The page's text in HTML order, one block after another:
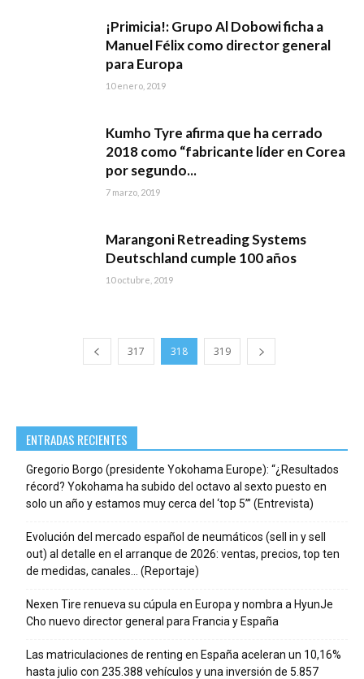
¡Primicia!: Grupo Al Dobowi ficha a
Manuel Félix como director general
para Europa
10 enero, 2019
Kumho Tyre afirma que ha cerrado
2018 como “fabricante líder en Corea
por segundo...
7 marzo, 2019
Marangoni Retreading Systems
Deutschland cumple 100 años
10 octubre, 2019
317 318 319
ENTRADAS RECIENTES
Gregorio Borgo (presidente Yokohama Europe): “¿Resultados
récord? Yokohama ha subido del octavo al sexto puesto en
solo un año y estamos muy cerca del ‘top 5’” (Entrevista)
Evolución del mercado español de neumáticos (sell in y sell
out) al detalle en el arranque de 2026: ventas, precios, top ten
de medidas, canales… (Reportaje)
Nexen Tire renueva su cúpula en Europa y nombra a HyunJe
Cho nuevo director general para Francia y España
Las matriculaciones de renting en España aceleran un 10,16%
hasta julio con 235.388 vehículos y una inversión de 5.857